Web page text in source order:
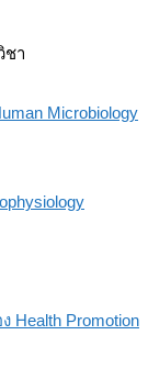
ชา
Microbiology
Health Promotion